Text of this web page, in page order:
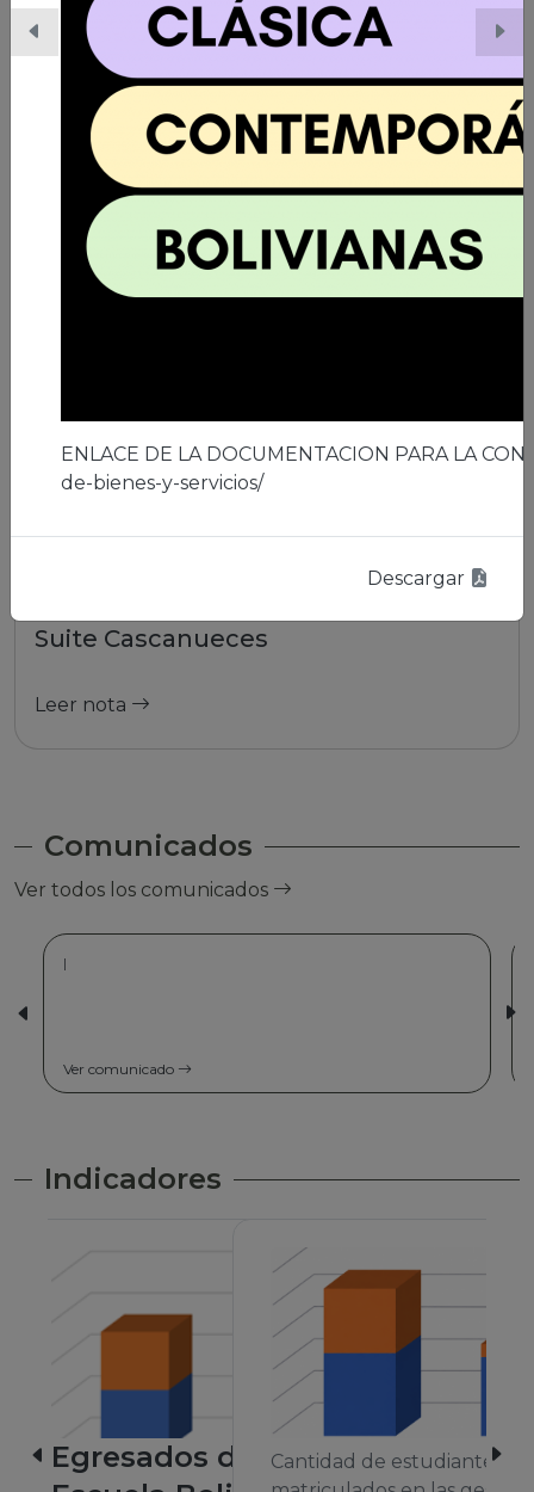
06/03/2026 | Ciudad de El Alto
A los 41 años de la ciudad de El Alto
Leer nota
Suite Cascanueces
Leer nota
Comunicados
Ver todos los comunicados
|
Ver comunicado
ENLACE DE LA DOCUMENTACION PARA LA
de-bienes-y-servicios/
Descargar
Indicadores
Cantidad de estudiantes